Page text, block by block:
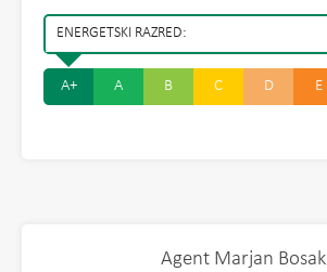
ENERGETSKI RAZRED:
A+ A B C D E
Agent Marjan Bosak